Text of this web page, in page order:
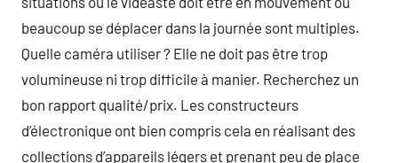
beaucoup se déplacer dans la journée sont multiples.
Quelle caméra utiliser ? Elle ne doit pas être trop
volumineuse ni trop difficile à manier. Recherchez un
bon rapport qualité/prix. Les constructeurs
d’électronique ont bien compris cela en réalisant des
collections d’appareils légers et prenant peu de place